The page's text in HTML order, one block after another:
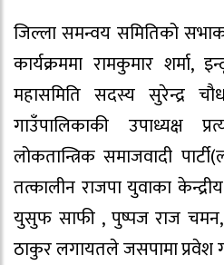
जिल्ला समन्वय समितिको
कार्यक्रममा रामकुमार शर्मा,
महासमिति सदस्य सुरेन्द्र
गाउँपालिकाकी उपाध्यक्ष
लोकतान्त्रिक समाजवादी
तत्कालीन राजपा युवाका
युसुफ साफी , पुष्पज राज
ठाकुर लगायतले जसपामा प्रवेश